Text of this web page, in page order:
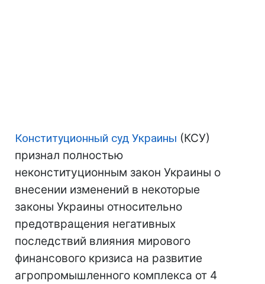
Конституционный суд Украины (КСУ)
признал полностью
неконституционным закон Украины о
внесении изменений в некоторые
законы Украины относительно
предотвращения негативных
последствий влияния мирового
финансового кризиса на развитие
агропромышленного комплекса от 4